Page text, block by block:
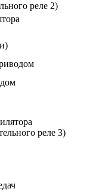
реле 2)
реле 3)